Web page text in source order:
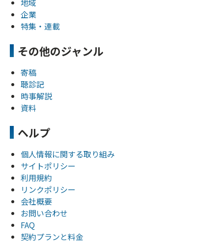
地域
企業
特集・連載
その他のジャンル
寄稿
聴診記
時事解説
資料
ヘルプ
個人情報に関する取り組み
サイトポリシー
利用規約
リンクポリシー
会社概要
お問い合わせ
FAQ
契約プランと料金